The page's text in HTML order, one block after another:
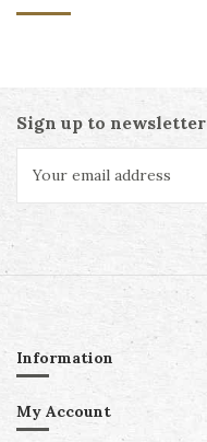
Sign up to newsletter
Information
My Account